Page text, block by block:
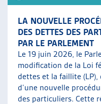
LA NOUVELLE
DES DETTES DES
PAR LE PARLEMENT
Le 19 juin 2026, le
modification de la Loi
dettes et la faillite
d’une nouvelle
des particuliers. Cette